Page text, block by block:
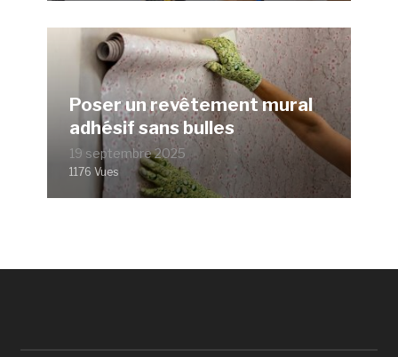
Poser un revêtement mural
adhésif sans bulles
19 septembre 2025
1176 Vues